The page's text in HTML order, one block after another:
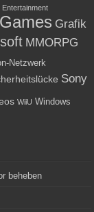
Entertainment
Games Grafik
MMORPG
Netzwerk
Sony
WiiU Windows
beheben